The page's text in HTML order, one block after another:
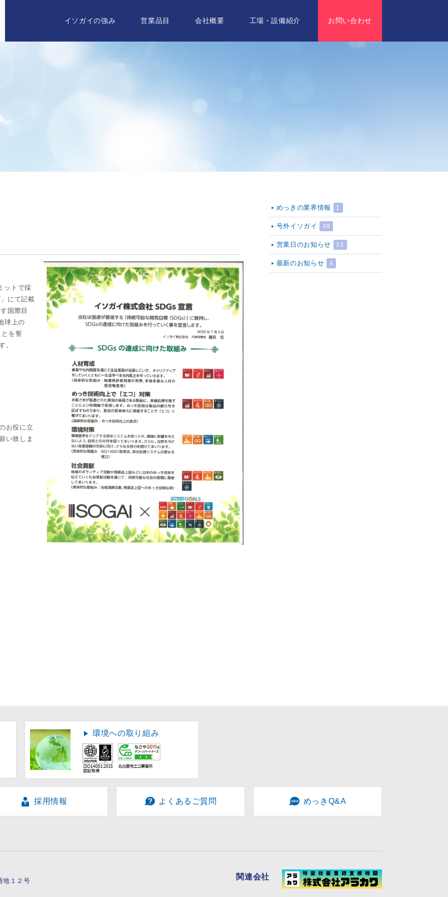
イソガイの強み 営業品目 会社概要 工場・設備紹介 お問い合わせ
めっきの業界情報 1
号外イソガイ 48
営業日のお知らせ 23
最新のお知らせ 4
ットで採
にて記載
国際目
球上の
を誓
。
お役に立
い致しま
環境への取り組み
採用情報 よくあるご質問 めっきQ&A
地１２号 関連会社